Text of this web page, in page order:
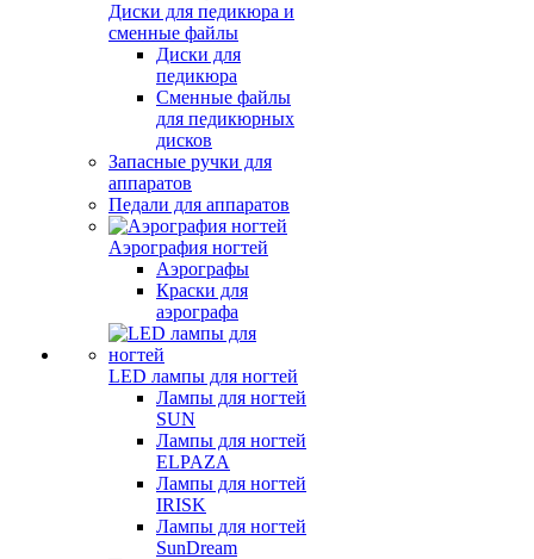
Диски для педикюра и
сменные файлы
Диски для
педикюра
Сменные файлы
для педикюрных
дисков
Запасные ручки для
аппаратов
Педали для аппаратов
Аэрография ногтей
Аэрографы
Краски для
аэрографа
LED лампы для ногтей
Лампы для ногтей
SUN
Лампы для ногтей
ELPAZA
Лампы для ногтей
IRISK
Лампы для ногтей
SunDream